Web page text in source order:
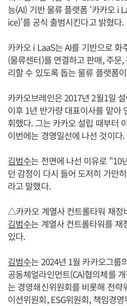
능(AI) 기반 물류 플랫폼 ‘카카오 i
ice)’를 공식 출범시킨다고 밝혔다.
카카오 i LaaS는 AI를 기반으로 화
(물류센터)를 연결하고 판매, 주문
리할 수 있도록 돕는 물류 플랫폼
카카오브레인은 2017년 2월1일
이후 1년 반가량 대표이사를 맡아
휘했다. 그는 카카오 설립 때부터
이번에는 경영일선에 나선 것이다.
김범수는 전면에 나선 이유로 “10
던 감정이 다시 들어 도저히 가만
라고 말했다.
△카카오 계열사 컨트롤타워 재정
김범수는 계열사 컨트롤타워를 재
있다.
김범수는 2024년 1월 카카오그룹
공동체얼라인먼트(CA)협의체를
는 경영쇄신위원회를 비롯해 전략
이션위원회, ESG위원회, 책임경